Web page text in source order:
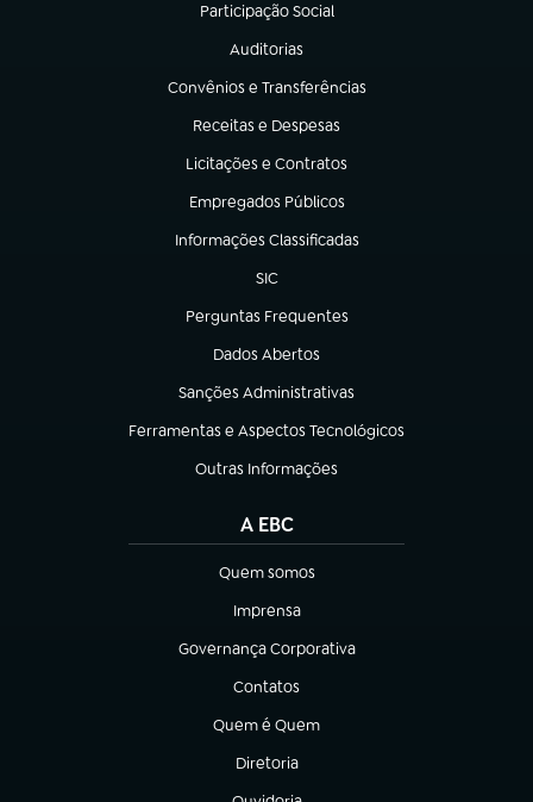
Participação Social
(abre em nova aba)
Auditorias
(abre em nova aba)
Convênios e Transferências
(abre em nova aba)
Receitas e Despesas
(abre em nova aba)
Licitações e Contratos
(abre em nova aba)
Empregados Públicos
(abre em nova aba)
Informações Classificadas
(abre em nova aba)
SIC
(abre em nova aba)
Perguntas Frequentes
(abre em nova aba)
Dados Abertos
(abre em nova aba)
Sanções Administrativas
(abre em nova aba)
Ferramentas e Aspectos Tecnológicos
(abre em nova aba)
Outras Informações
(abre em nova aba)
A EBC
Quem somos
(abre em nova aba)
Imprensa
(abre em nova aba)
Governança Corporativa
(abre em nova aba)
Contatos
(abre em nova aba)
Quem é Quem
(abre em nova aba)
Diretoria
(abre em nova aba)